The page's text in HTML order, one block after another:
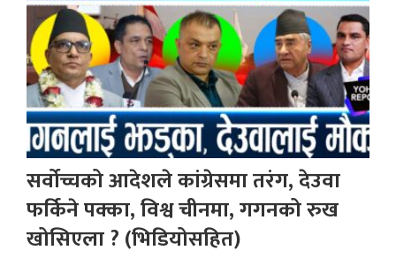
सर्वोच्चको आदेशले कांग्रेसमा तरंग, देउवा
फर्किने पक्का, विश्व चीनमा, गगनको रुख
खोसिएला ? (भिडियोसहित)